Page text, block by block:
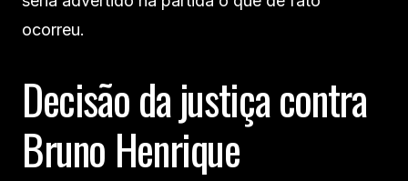
ocorreu.
Decisão da justiça contra
Bruno Henrique